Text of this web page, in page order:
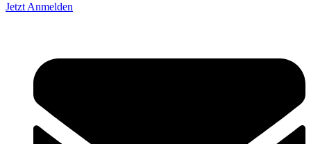
Jetzt Anmelden